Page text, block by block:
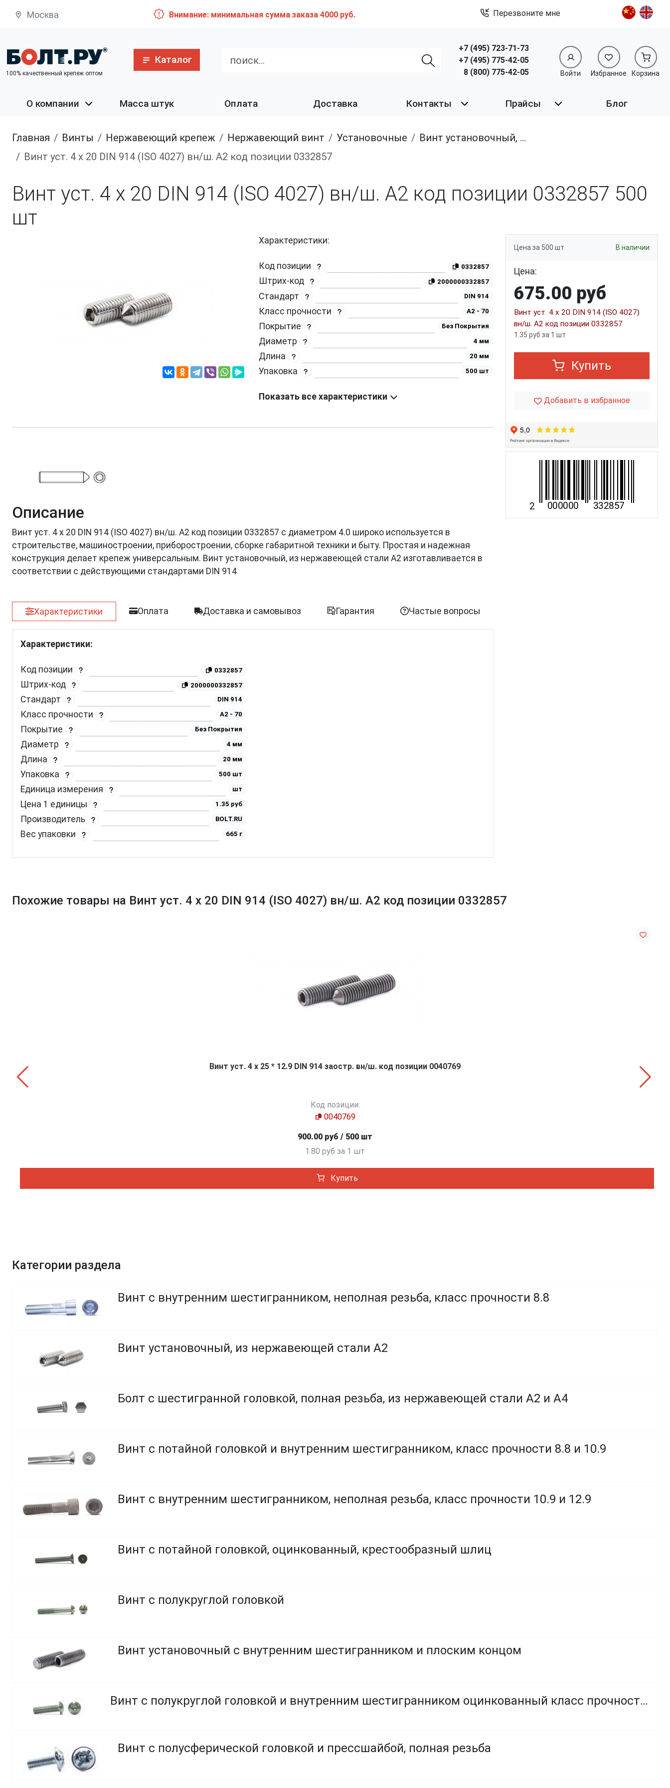
Москва Внимание: минимальная сумма заказа 4000 руб. Перезвоните мне
100% качественный крепеж оптом
Каталог
+7 (495) 723-71-73
+7 (495) 775-42-05
8 (800) 775-42-05
Войти Избранное Корзина
О компании Масса штук Оплата Доставка Контакты Прайсы Блог
Главная винты нержавеющий крепеж нержавеющий винт установочные
Винт установочный, из нержавеющей стали A2
Винт уст. 4 х 20 DIN 914 (ISO 4027) вн/ш. А2 код позиции 0332857
Винт уст. 4 х 20 DIN 914 (ISO 4027) вн/ш. А2 код позиции 0332857 500
шт
Характеристики:
Код позиции 0332857
Штрих-код 2000000332857
Стандарт DIN 914
Класс прочности A2 - 70
Покрытие Без Покрытия
Диаметр 4 мм
Длина 20 мм
Упаковка 500 шт
Показать все характеристики
Описание
Винт уст. 4 х 20 DIN 914 (ISO 4027) вн/ш. А2 код позиции 0332857 с диаметром 4.0 широко используется в
строительстве, машиностроении, приборостроении, сборке габаритной техники и быту. Простая и надежная
конструкция делает крепеж универсальным. Винт установочный, из нержавеющей стали A2 изготавливается в
соответствии с действующими стандартами DIN 914
Характеристики Оплата Доставка и самовывоз Гарантия Частые вопросы
Характеристики:
Код позиции 0332857
Штрих-код 2000000332857
Стандарт DIN 914
Класс прочности A2 - 70
Покрытие Без Покрытия
Диаметр 4 мм
Длина 20 мм
Упаковка 500 шт
Единица измерения шт
Цена 1 единицы 1.35 руб
Производитель BOLT.RU
Вес упаковки 665 г
Цена за 500 шт В наличии
Цена:
675.00 руб
Винт уст. 4 х 20 DIN 914 (ISO 4027)
вн/ш. А2 код позиции 0332857
1.35 руб за 1 шт
Купить
Добавить в избранное
Похожие товары на Винт уст. 4 х 20 DIN 914 (ISO 4027) вн/ш. А2 код позиции 0332857
Винт уст. 4 х 25 * 12.9 DIN 914 заостр. вн/ш. код позиции 0040769
Код позиции:
0040769
900.00 руб / 500 шт
1.80 руб за 1 шт
Купить
Категории раздела
Винт с внутренним шестигранником, неполная резьба, класс прочности 8.8
Винт установочный, из нержавеющей стали A2
Болт с шестигранной головкой, полная резьба, из нержавеющей стали A2 и A4
Винт с потайной головкой и внутренним шестигранником, класс прочности 8.8 и 10.9
Винт с внутренним шестигранником, неполная резьба, класс прочности 10.9 и 12.9
Винт с потайной головкой, оцинкованный, крестообразный шлиц
Винт с полукруглой головкой
Винт установочный с внутренним шестигранником и плоским концом
Винт с полукруглой головкой и внутренним шестигранником оцинкованный класс прочности 8.8 и 10.9
Винт с полусферической головкой и прессшайбой, полная резьба